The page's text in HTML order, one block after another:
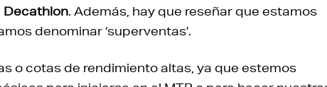
Decathlon. Además, hay que reseñar que estamos
denominar ‘superventas’.
o cotas de rendimiento altas, ya que estemos